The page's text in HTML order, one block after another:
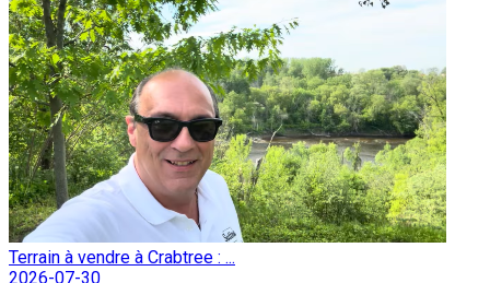
Terrain à vendre à Crabtree : ...
2026-07-30